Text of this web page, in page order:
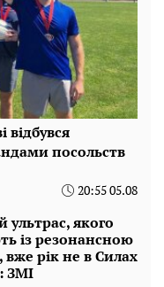
відбувся
посольств
20:55 05.08
ультрас, якого
із резонансною
рік не в Силах
ЗМІ